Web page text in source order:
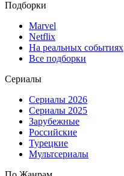
Подборки
Marvel
Netflix
На реальных событиях
Все подборки
Сериалы
Сериалы 2026
Сериалы 2025
Зарубежные
Российские
Турецкие
Мультсериалы